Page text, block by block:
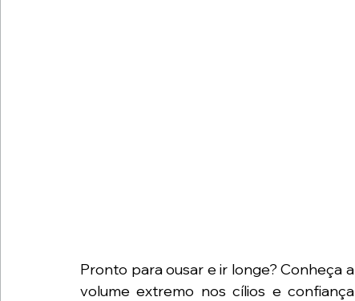
Pronto para ousar e ir longe? Conheça
volume extremo nos cílios e